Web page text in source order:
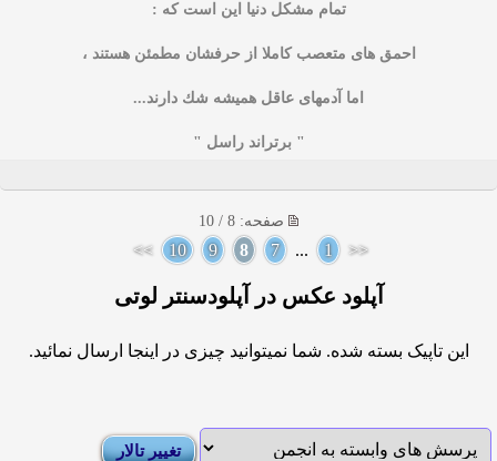
تمام مشكل دنیا این است كه :
احمق های متعصب كاملا از حرفشان مطمئن هستند ،
اما آدمهای عاقل همیشه شك دارند...
" برتراند راسل "
صفحه: 8 / 10
<<
1
...
7
8
9
10
>>
آپلود عکس در آپلودسنتر لوتی
این تاپیک بسته شده. شما نمیتوانید چیزی در اینجا ارسال نمائید.